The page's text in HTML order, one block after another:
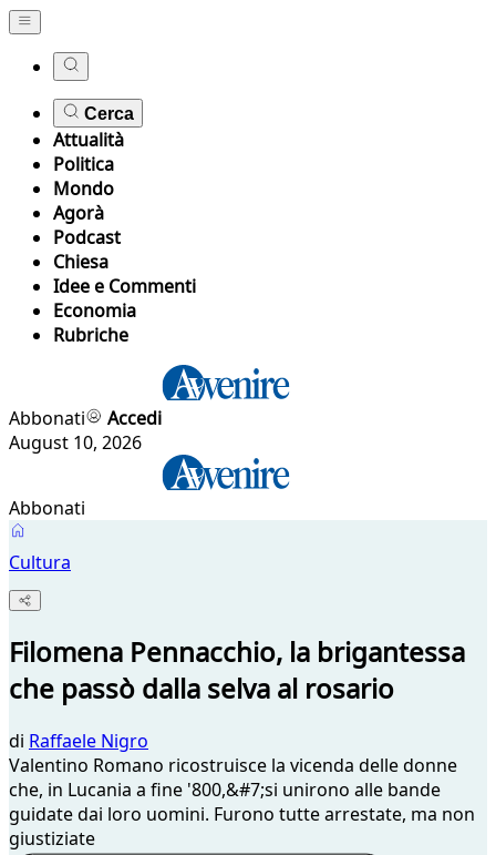
Cerca
Attualità
Politica
Mondo
Agorà
Podcast
Chiesa
Idee e Commenti
Economia
Rubriche
Abbonati
Accedi
August 10, 2026
Abbonati
Cultura
Filomena Pennacchio, la brigantessa
che passò dalla selva al rosario
di Raffaele Nigro
Valentino Romano ricostruisce la vicenda delle donne
che, in Lucania a fine '800,&#7;si unirono alle bande
guidate dai loro uomini. Furono tutte arrestate, ma non
giustiziate